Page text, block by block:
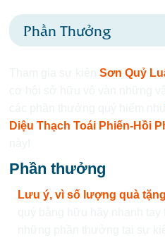
Phần Thưởng
Tham gia sự kiệnSơn Quỷ
các phần thưởng quý hiếm
Diệu Thạch Toái Phiến-Hồi
Phần thưởng
Lưu ý, vì số lượng quà